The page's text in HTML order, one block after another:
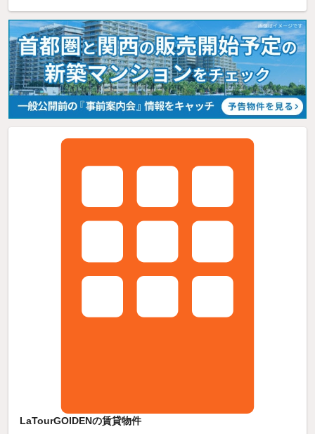
LaTourGOIDENの賃貸物件